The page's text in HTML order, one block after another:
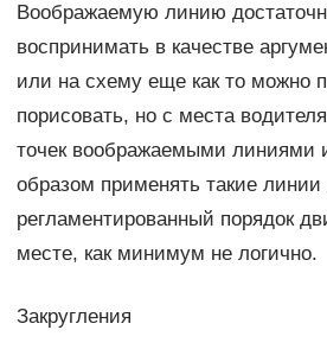
Воображаемую линию
воспринимать в качестве
или на схему еще как то можно
порисовать, но с места
точек воображаемыми линиями
образом применять такие
регламентированный порядок
месте, как минимум не логично.
Закругления